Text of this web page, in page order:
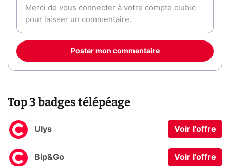
Poster mon commentaire
Top 3 badges télépéage
Ulys Voir l'offre
Bip&Go Voir l'offre